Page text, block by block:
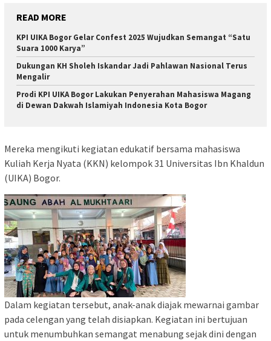
READ MORE
KPI UIKA Bogor Gelar Confest 2025 Wujudkan Semangat “Satu
Suara 1000 Karya”
Dukungan KH Sholeh Iskandar Jadi Pahlawan Nasional Terus
Mengalir
Prodi KPI UIKA Bogor Lakukan Penyerahan Mahasiswa Magang
di Dewan Dakwah Islamiyah Indonesia Kota Bogor
Mereka mengikuti kegiatan edukatif bersama mahasiswa
Kuliah Kerja Nyata (KKN) kelompok 31 Universitas Ibn Khaldun
(UIKA) Bogor.
Dalam kegiatan tersebut, anak-anak diajak mewarnai gambar
pada celengan yang telah disiapkan. Kegiatan ini bertujuan
untuk menumbuhkan semangat menabung sejak dini dengan